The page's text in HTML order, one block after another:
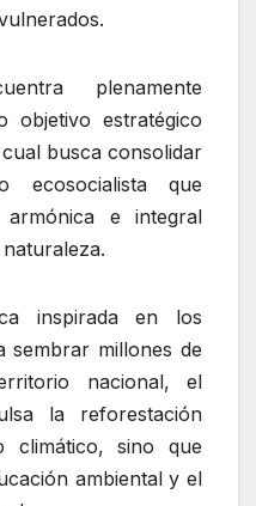
plenamente
objetivo estratégico
busca consolidar
ecosocialista que
e integral
inspirada en los
sembrar millones de
nacional, el
la reforestación
climático, sino que
ambiental y el